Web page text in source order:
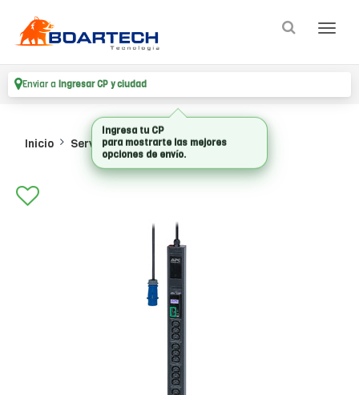
Enviar a Ingresar CP y ciudad
Inicio Servidores Rack Accesorios